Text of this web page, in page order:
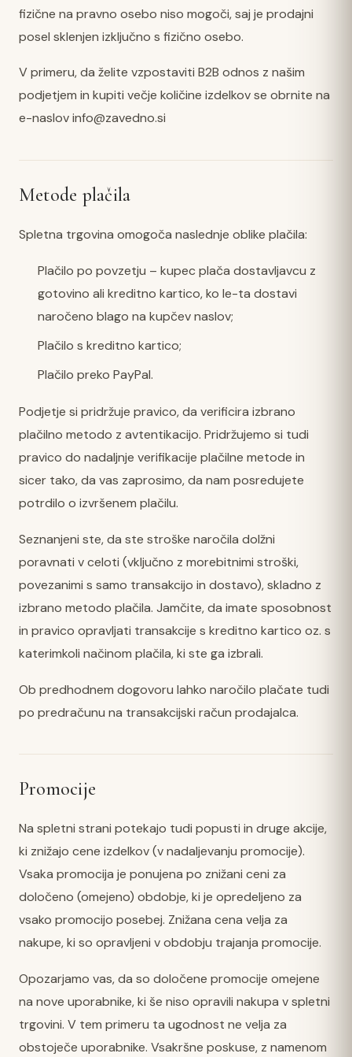
fizične na pravno osebo niso mogoči, saj je prodajni
posel sklenjen izključno s fizično osebo.
V primeru, da želite vzpostaviti B2B odnos z našim
podjetjem in kupiti večje količine izdelkov se obrnite na
e-naslovinfo@zavedno.si
Metode plačila
Spletna trgovina omogoča naslednje oblike plačila:
Plačilo po povzetju – kupec plača dostavljavcu z
gotovino ali kreditno kartico, ko le-ta dostavi
naročeno blago na kupčev naslov;
Plačilo s kreditno kartico;
Plačilo preko PayPal.
Podjetje si pridržuje pravico, da verificira izbrano
plačilno metodo z avtentikacijo. Pridržujemo si tudi
pravico do nadaljnje verifikacije plačilne metode in
sicer tako, da vas zaprosimo, da nam posredujete
potrdilo o izvršenem plačilu.
Seznanjeni ste, da ste stroške naročila dolžni
poravnati v celoti (vključno z morebitnimi stroški,
povezanimi s samo transakcijo in dostavo), skladno z
izbrano metodo plačila. Jamčite, da imate sposobnost
in pravico opravljati transakcije s kreditno kartico oz. s
katerimkoli načinom plačila, ki ste ga izbrali.
Ob predhodnem dogovoru lahko naročilo plačate tudi
po predračunu na transakcijski račun prodajalca.
Promocije
Na spletni strani potekajo tudi popusti in druge akcije,
ki znižajo cene izdelkov (v nadaljevanju promocije).
Vsaka promocija je ponujena po znižani ceni za
določeno (omejeno) obdobje, ki je opredeljeno za
vsako promocijo posebej. Znižana cena velja za
nakupe, ki so opravljeni v obdobju trajanja promocije.
Opozarjamo vas, da so določene promocije omejene
na nove uporabnike, ki še niso opravili nakupa v spletni
trgovini. V tem primeru ta ugodnost ne velja za
obstoječe uporabnike. Vsakršne poskuse, z namenom